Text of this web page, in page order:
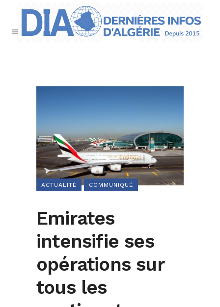
ACTUALITÉ COMMUNIQUÉ
Emirates
intensifie ses
opérations sur
tous les